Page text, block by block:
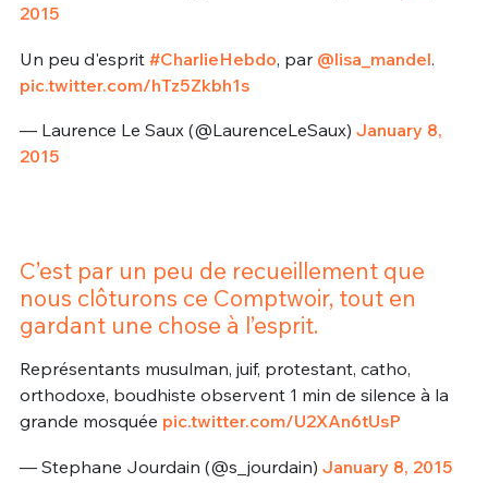
2015
Un peu d'esprit #CharlieHebdo, par @lisa_mandel.
pic.twitter.com/hTz5Zkbh1s
— Laurence Le Saux (@LaurenceLeSaux) January 8,
2015
C’est par un peu de recueillement que
nous clôturons ce Comptwoir, tout en
gardant une chose à l’esprit.
Représentants musulman, juif, protestant, catho,
orthodoxe, boudhiste observent 1 min de silence à la
grande mosquée pic.twitter.com/U2XAn6tUsP
— Stephane Jourdain (@s_jourdain) January 8, 2015